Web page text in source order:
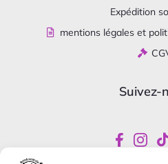
Expédition
mentions légales et
Suivez-